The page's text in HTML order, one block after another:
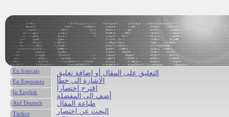
التعليق على المقال أو اضافة تعليق
الاشارة الى خطأ
اقترح اختصارا
أضف الى المفضلة
طباعة المقال
البحث عن اختصار
En français
En Esperanto
In English
Auf Deutsch
Türkce